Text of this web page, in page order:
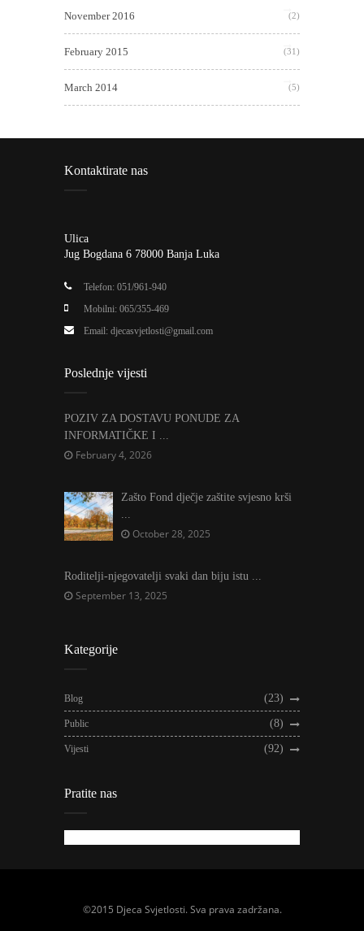
November 2016 (2)
February 2015 (31)
March 2014 (5)
Kontaktirate nas
Ulica
Jug Bogdana 6 78000 Banja Luka
Telefon: 051/961-940
Mobilni: 065/355-469
Email: djecasvjetlosti@gmail.com
Poslednje vijesti
POZIV ZA DOSTAVU PONUDE ZA
INFORMATIČKE I ...
February 4, 2026
Zašto Fond dječje zaštite svjesno krši
...
October 28, 2025
Roditelji-njegovatelji svaki dan biju istu ...
September 13, 2025
Kategorije
Blog (23)
Public (8)
Vijesti (92)
Pratite nas
©2015 Djeca Svjetlosti. Sva prava zadržana.